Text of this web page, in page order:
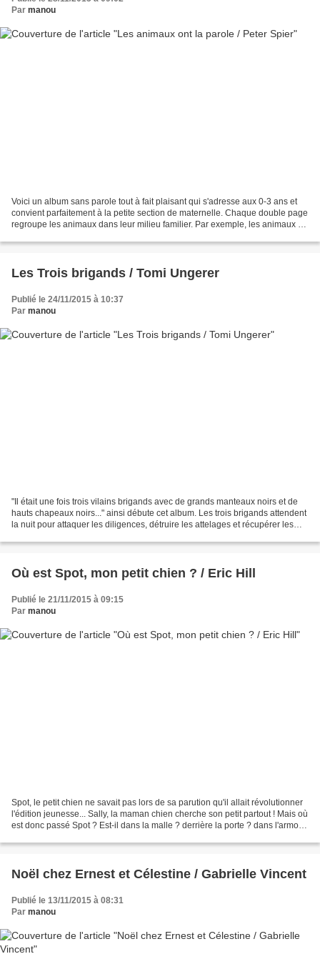
Par manou
Voici un album sans parole tout à fait plaisant qui s'adresse aux 0-3 ans et
convient parfaitement à la petite section de maternelle. Chaque double page
regroupe les animaux dans leur milieu familier. Par exemple, les animaux de
Les Trois brigands / Tomi Ungerer
Publié le 24/11/2015 à 10:37
Par manou
"Il était une fois trois vilains brigands avec de grands manteaux noirs et de
hauts chapeaux noirs..." ainsi débute cet album. Les trois brigands attendent
la nuit pour attaquer les diligences, détruire les attelages et récupérer les
Où est Spot, mon petit chien ? / Eric Hill
Publié le 21/11/2015 à 09:15
Par manou
Spot, le petit chien ne savait pas lors de sa parution qu'il allait révolutionner
l'édition jeunesse... Sally, la maman chien cherche son petit partout ! Mais où
est donc passé Spot ? Est-il dans la malle ? derrière la porte ? dans l'armoire
Noël chez Ernest et Célestine / Gabrielle Vincent
Publié le 13/11/2015 à 08:31
Par manou